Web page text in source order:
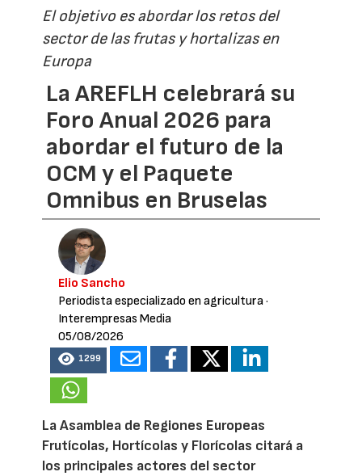
El objetivo es abordar los retos del
sector de las frutas y hortalizas en
Europa
La AREFLH celebrará su
Foro Anual 2026 para
abordar el futuro de la
OCM y el Paquete
Omnibus en Bruselas
Elio Sancho
Periodista especializado en agricultura·
Interempresas Media
05/08/2026
1299
La Asamblea de Regiones Europeas
Frutícolas, Hortícolas y Florícolas citará a
los principales actores del sector